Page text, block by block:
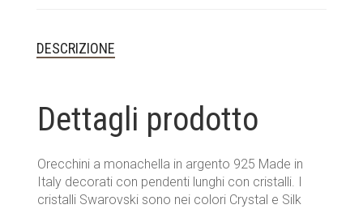
DESCRIZIONE
Dettagli prodotto
Orecchini a monachella in argento 925 Made in
Italy decorati con pendenti lunghi con cristalli. I
cristalli Swarovski sono nei colori Crystal e Silk